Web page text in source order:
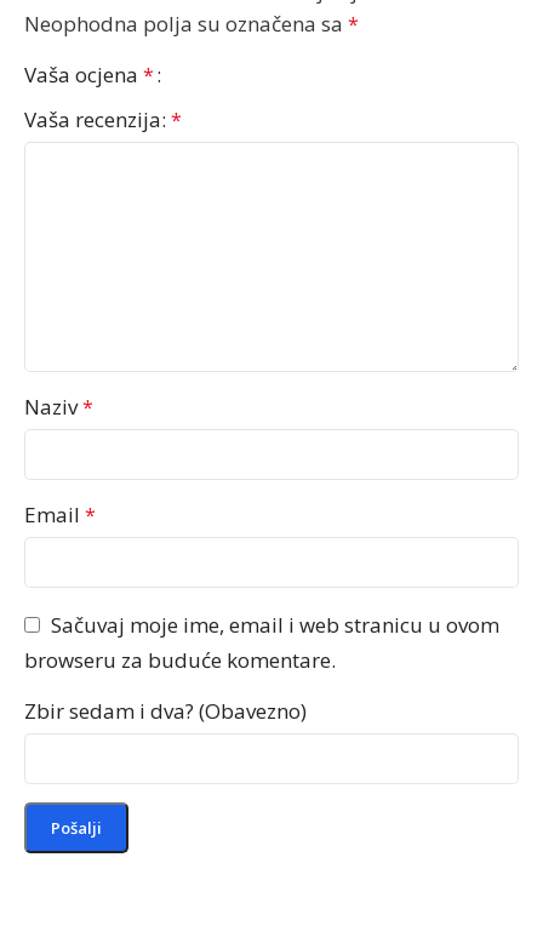
Neophodna polja su označena sa *
Vaša ocjena *
Vaša recenzija: *
Naziv*
Email *
Sačuvaj moje ime, email i web stranicu u ovom
browseru za buduće komentare.
Zbir sedam i dva? (Obavezno)